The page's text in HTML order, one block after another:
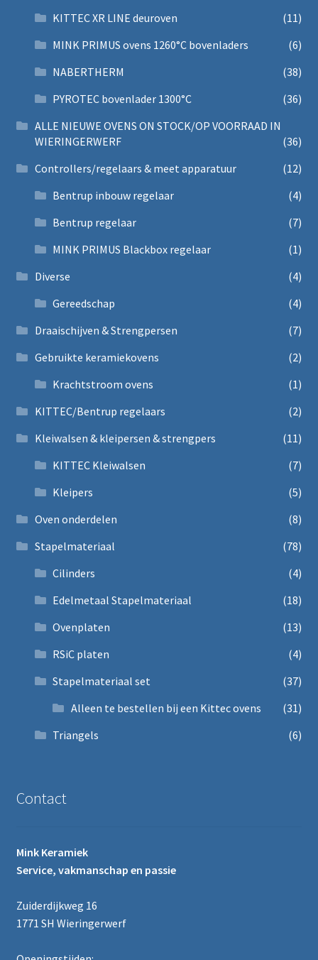
KITTEC XR LINE deuroven
(11)
MINK PRIMUS ovens 1260°C bovenladers
(6)
NABERTHERM
(38)
PYROTEC bovenlader 1300°C
(36)
ALLE NIEUWE OVENS ON STOCK/OP VOORRAAD IN
WIERINGERWERF
(36)
Controllers/regelaars & meet apparatuur
(12)
Bentrup inbouw regelaar
(4)
Bentrup regelaar
(7)
MINK PRIMUS Blackbox regelaar
(1)
Diverse
(4)
Gereedschap
(4)
Draaischijven & Strengpersen
(7)
Gebruikte keramiekovens
(2)
Krachtstroom ovens
(1)
KITTEC/Bentrup regelaars
(2)
Kleiwalsen & kleipersen & strengpers
(11)
KITTEC Kleiwalsen
(7)
Kleipers
(5)
Oven onderdelen
(8)
Stapelmateriaal
(78)
Cilinders
(4)
Edelmetaal Stapelmateriaal
(18)
Ovenplaten
(13)
RSiC platen
(4)
Stapelmateriaal set
(37)
Alleen te bestellen bij een Kittec ovens
(31)
Triangels
(6)
Contact
Mink Keramiek
Service, vakmanschap en passie
Zuiderdijkweg 16
1771 SH Wieringerwerf